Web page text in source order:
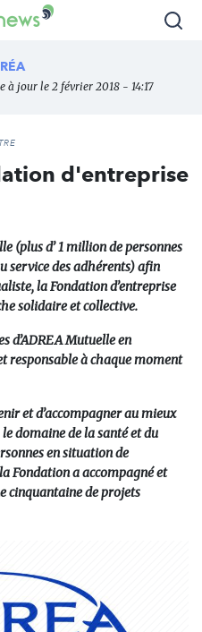
à jour le 2 février 2018 - 14:17
d'entreprise
(plus d’ 1 million de personnes
service des adhérents) afin
laFondation d’entreprise
solidaire et collective.
d’ADREA Mutuelle en
responsable à chaque moment
et d’accompagner au mieux
domaine de la santé et du
en situation de
Fondation a accompagné et
cinquantaine de projets